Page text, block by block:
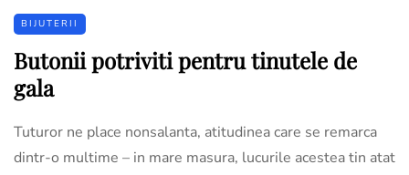
BIJUTERII
Butonii potriviti pentru tinutele de
gala
Tuturor ne place nonsalanta, atitudinea care se remarca
dintr-o multime – in mare masura, lucurile acestea tin atat